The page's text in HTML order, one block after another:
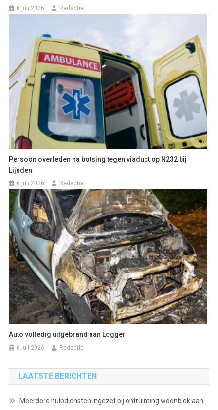
6 juli 2026 Redactie
Persoon overleden na botsing tegen viaduct op N232 bij
Lijnden
6 juli 2026 Redactie
Auto volledig uitgebrand aan Logger
6 juli 2026 Redactie
LAATSTE BERICHTEN
Meerdere hulpdiensten ingezet bij ontruiming woonblok aan